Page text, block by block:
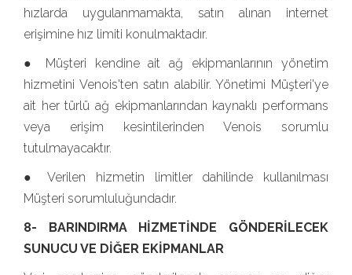
hızlarda uygulanmamakta, satın alınan internet
erişimine hız limiti konulmaktadır.
● Müşteri kendine ait ağ ekipmanlarının yönetim
hizmetini Venois'ten satın alabilir. Yönetimi Müşteri'ye
ait her türlü ağ ekipmanlarından kaynaklı performans
veya erişim kesintilerinden Venois sorumlu
tutulmayacaktır.
● Verilen hizmetin limitler dahilinde kullanılması
Müşteri sorumluluğundadır.
8- BARINDIRMA HİZMETİNDE GÖNDERİLECEK
SUNUCU VE DİĞER EKİPMANLAR